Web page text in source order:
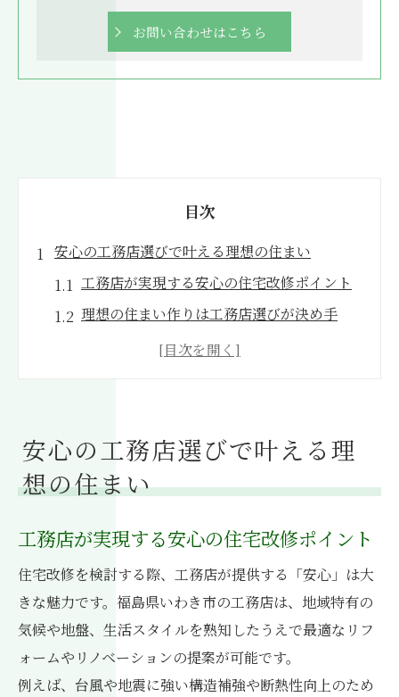
お問い合わせはこちら
目次
安心の工務店選びで叶える理想の住まい
工務店が実現する安心の住宅改修ポイント
理想の住まい作りは工務店選びが決め手
工務店によるリフォームの安心サポート体
工務店で叶える快適な住まいの基準とは
住宅改修を成功へ導く工務店の提案力
工務店の提案力が住宅改修の満足度を左右
工務店ならではの住宅改修アイデアの魅力
介
工務店が提案するリフォームの新しいカタ
工務店の提案力を引き出す相談の進め方
安心の工務店選びで叶える理
想の住まい
工務店が実現する安心の住宅改修ポイント
住宅改修を検討する際、工務店が提供する「安心」は大
きな魅力です。福島県いわき市の工務店は、地域特有の
気候や地盤、生活スタイルを熟知したうえで最適なリフ
ォームやリノベーションの提案が可能です。
例えば、台風や地震に強い構造補強や断熱性向上のため